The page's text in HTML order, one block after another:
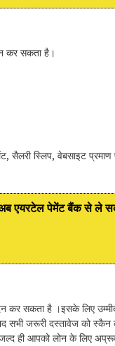
कर सकता है।
स्लिप, वेबसाइट प्रमाण
एयरटेल पेमेंट बैंक से ले
कर सकता है ।इसके लिए
सभी जरूरी दस्तावेज को
जल्द ही आपको लोन के लिए